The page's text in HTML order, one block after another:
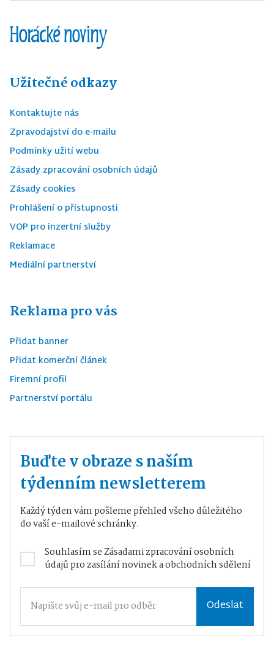
Užitečné odkazy
Kontaktujte nás
Zpravodajství do e-mailu
Podmínky užití webu
Zásady zpracování osobních údajů
Zásady cookies
Prohlášení o přístupnosti
VOP pro inzertní služby
Reklamace
Mediální partnerství
Reklama pro vás
Přidat banner
Přidat komerční článek
Firemní profil
Partnerství portálu
Buďte v obraze s naším
týdenním newsletterem
Každý týden vám pošleme přehled všeho důležitého
do vaší e-mailové schránky.
Souhlasím seZásadami zpracování osobních
údajůpro zasílání novinek a obchodních sdělení
Odeslat